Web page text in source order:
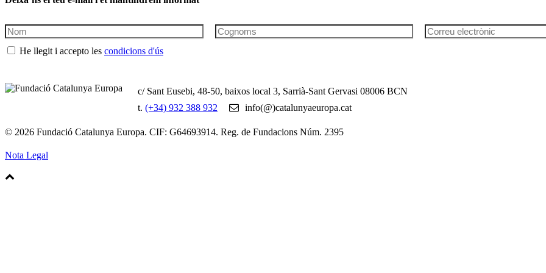
He llegit i accepto les condicions d'ús
c/ Sant Eusebi, 48-50, baixos local 3, Sarrià-Sant Gervasi 08006 BCN
t. (+34) 932 388 932 info(@)catalunyaeuropa.cat
© 2026 Fundació Catalunya Europa. CIF: G64693914. Reg. de Fundacions Núm. 2395
Nota Legal